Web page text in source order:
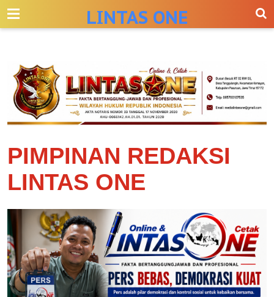
--> LINTAS ONE
PIMPINAN REDAKSI
LINTAS ONE